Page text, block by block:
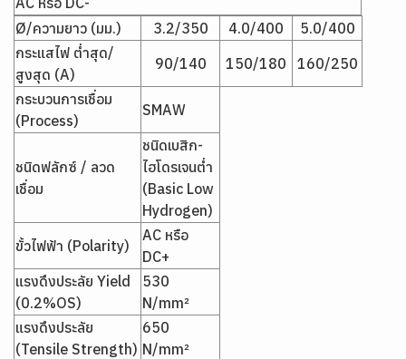
Ø/ความยาว (มม.)
3.2/350 4.0/400
5.0/400
กระแสไฟ ต่ำสุด/
สูงสุด (A)
90/140 150/180
160/250
กระบวนการเชื่อม
(Process)
SMAW
ชนิดฟลักซ์ / ลวด
เชื่อม
ชนิดเบสิก-
ไฮโดรเจนต่ำ
(Basic Low
Hydrogen)
ขั้วไฟฟ้า (Polarity)
AC หรือ
DC+
แรงดึงประลัย Yield
(0.2%OS)
530
N/mm²
แรงดึงประลัย
(Tensile Strength)
650
N/mm²